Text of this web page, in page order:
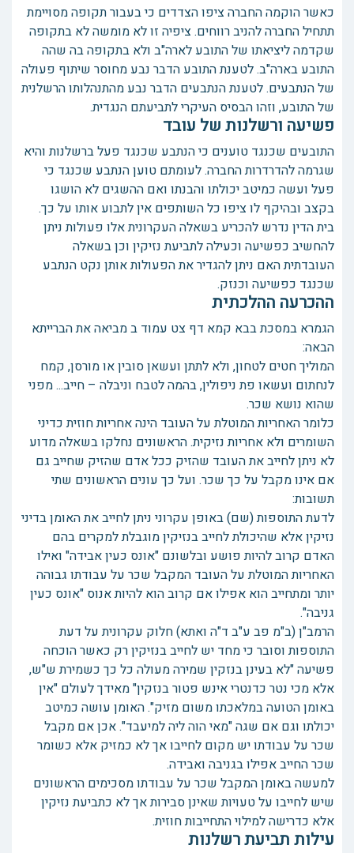
כאשר הוקמה החברה ציפו הצדדים כי בעבור תקופה מסויימת
תתחיל החברה להניב רווחים. ציפיה זו לא מומשה לא בתקופה
שקדמה ליציאתו של התובע לארה"ב ולא בתקופה בה שהה
התובע בארה"ב. לטענת התובע הדבר נבע מחוסר שיתוף פעולה
של הנתבעים. לטענת הנתבעים הדבר נבע מהתנהלותו הרשלנית
של התובע, וזהו הבסיס העיקרי לתביעתם הנגדית.
פשיעה ורשלנות של עובד
התובעים שכנגד טוענים כי הנתבע שכנגד פעל ברשלנות והיא
שגרמה להדרדרות החברה. לעומתם טוען הנתבע שכנגד כי
פעל ועשה כמיטב יכולתו והבנתו ואם ההשגים לא הושגו
בקצב ובהיקף לו ציפו כל השותפים אין לתבוע אותו על כך.
בית הדין נדרש להכריע בשאלה העקרונית אלו פעולות ניתן
להחשיב כפשיעה וכעילה לתביעת נזיקין וכן בשאלה
העובדתית האם ניתן להגדיר את הפעולות אותן נקט הנתבע
שכנגד כפשיעה וכנזק.
ההכרעה ההלכתית
הגמרא במסכת בבא קמא דף צט עמוד ב מביאה את הברייתא
הבאה:
המוליך חטים לטחון, ולא לתתן ועשאן סובין או מורסן, קמח
לנחתום ועשאו פת ניפולין, בהמה לטבח וניבלה – חייב... מפני
שהוא נושא שכר.
כלומר האחריות המוטלת על העובד הינה אחריות חוזית כדיני
השומרים ולא אחריות נזיקית. הראשונים נחלקו בשאלה מדוע
לא ניתן לחייב את העובד שהזיק ככל אדם שהזיק שחייב גם
אם אינו מקבל על כך שכר. ועל כך עונים הראשונים שתי
תשובות:
לדעת התוספות (שם) באופן עקרוני ניתן לחייב את האומן בדיני
נזיקין אלא שהיכולת לחייב בנזיקין מוגבלת למקרים בהם
האדם קרוב להיות פושע ובלשונם "אונס כעין אבידה" ואילו
האחריות המוטלת על העובד המקבל שכר על עבודתו גבוהה
יותר ומתחייב הוא אפילו אם קרוב הוא להיות אנוס "אונס כעין
גניבה".
הרמב"ן (ב"מ פב ע"ב ד"ה ואתא) חלוק עקרונית על דעת
התוספות וסובר כי מחד יש לחייב בנזיקין רק כאשר הוכחה
פשיעה "לא בעינן בנזקין שמירה מעולה כל כך כשמירת ש"ש,
אלא מכי נטר כדנטרי אינש פטור בנזקין" מאידך לעולם "אין
באומן הטועה במלאכתו משום מזיק". האומן עושה כמיטב
יכולתו וגם אם שגה "מאי הוה ליה למיעבד". אכן אם מקבל
שכר על עבודתו יש מקום לחייבו אך לא כמזיק אלא כשומר
שכר החייב אפילו בגניבה ואבידה.
למעשה באומן המקבל שכר על עבודתו מסכימים הראשונים
שיש לחייבו על טעויות שאינן סבירות אך לא כתביעת נזיקין
אלא כדרישה למילוי התחייבות חוזית.
עילות תביעת רשלנות